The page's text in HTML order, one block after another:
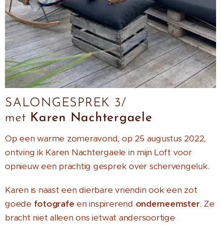
SALONGESPREK 3/
met Karen Nachtergaele
Op een warme zomeravond, op 25 augustus 2022,
ontving ik Karen Nachtergaele in mijn Loft voor
opnieuw een prachtig gesprek over schervengeluk.
Karen is naast een dierbare vriendin ook een zot
goede fotografe en inspirerend onderneemster. Ze
bracht niet alleen ons ietwat andersoortige